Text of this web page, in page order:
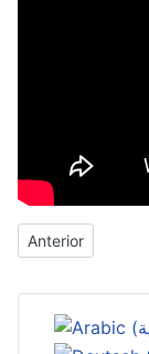
Seleccione
Artículo anterior:
Anterior